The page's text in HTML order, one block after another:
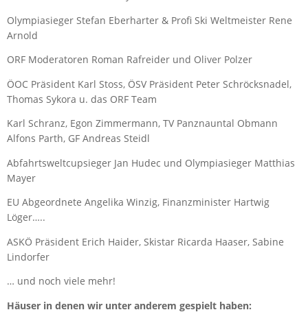
Olympiasieger Stefan Eberharter & Profi Ski Weltmeister Rene
Arnold
ORF Moderatoren Roman Rafreider und Oliver Polzer
ÖOC Präsident Karl Stoss, ÖSV Präsident Peter Schröcksnadel,
Thomas Sykora u. das ORF Team
Karl Schranz, Egon Zimmermann, TV Panznauntal Obmann
Alfons Parth, GF Andreas Steidl
Abfahrtsweltcupsieger Jan Hudec und Olympiasieger Matthias
Mayer
EU Abgeordnete Angelika Winzig, Finanzminister Hartwig
Löger…..
ASKÖ Präsident Erich Haider, Skistar Ricarda Haaser, Sabine
Lindorfer
… und noch viele mehr!
Häuser in denen wir unter anderem gespielt haben: